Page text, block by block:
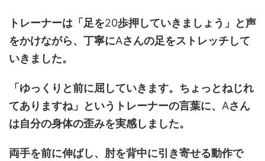
トレーナーは「足を20歩押していきましょう」と声
をかけながら、丁寧にAさんの足をストレッチして
いきました。
「ゆっくりと前に屈していきます。ちょっとねじれ
てありますね」というトレーナーの言葉に、 Aさん
は自分の身体の歪みを実感しました。
両手を前に伸ばし、肘を背中に引き寄せる動作で